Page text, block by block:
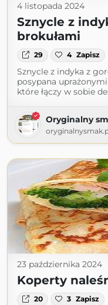
4 listopada 2024
Sznycle z
brokułami
29 4 Zapisz
Sznycle z indyka z
posypana
które łączy w sobie
Oryginalny
23 października 2024
Koperty
20 3 Zapisz